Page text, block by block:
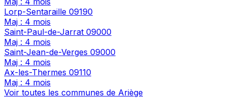
Lorp-Sentaraille 09190
Maj : 4 mois
Saint-Paul-de-Jarrat 09000
Maj : 4 mois
Saint-Jean-de-Verges 09000
Maj : 4 mois
Ax-les-Thermes 09110
Maj : 4 mois
Voir toutes les communes de Ariège